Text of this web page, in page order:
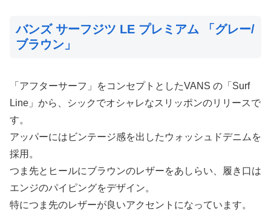
バンズ サーフジツ LE プレミアム 「グレー/
ブラウン」
「アフターサーフ」をコンセプトとしたVANS の「Surf
Line」から、シックでオシャレなスリッポンのリリースで
す。
アッパーにはビンテージ感を出したウォッシュドデニムを
採用。
つま先とヒールにブラウンのレザーをあしらい、履き口は
エンジのパイピングをデザイン。
特につま先のレザーが良いアクセントになっています。